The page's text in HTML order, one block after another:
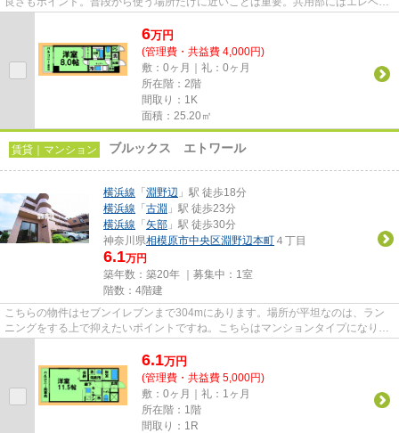
6万円
(管理費・共益費 4,000円)
敷：0ヶ月｜礼：0ヶ月
所在階：2階
間取り：1K
面積：25.20㎡
賃貸｜マンション ブルックス エトワール
横浜線 「 淵野辺 」駅 徒歩18分
横浜線 「 古淵 」駅 徒歩23分
横浜線 「 矢部 」駅 徒歩30分
神奈川県相模原市中央区淵野辺本町 ４丁目
6.1万円
築年数：築20年 ｜募集中： 1室
階数：4階建
こちらの物件はセブンイレブンまで304mにあります。場所が平坦なのは、ラン
ニングをする上で抑えたいポイントですね。こちらはマンションタイプになりま
6.1万円
(管理費・共益費 5,000円)
敷：0ヶ月｜礼：1ヶ月
所在階：1階
間取り：1R